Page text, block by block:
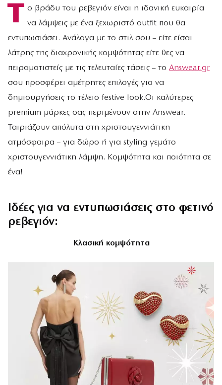
Τ ο βράδυ του ρεβεγιόν είναι η ιδανική ευκαιρία
να λάμψεις με ένα ξεχωριστό outfit που θα
εντυπωσιάσει. Ανάλογα με το στιλ σου – είτε είσαι
λάτρης της διαχρονικής κομψότητας είτε θες να
πειραματιστείς με τις τελευταίες τάσεις – το Answear.gr
σου προσφέρει αμέτρητες επιλογές για να
δημιουργήσεις το τέλειο festive look.Οι καλύτερες
premium μάρκες σας περιμένουν στην Answear.
Ταιριάζουν απόλυτα στη χριστουγεννιάτικη
ατμόσφαιρα – για δώρο ή για styling γεμάτο
χριστουγεννιάτικη λάμψη. Κομψότητα και ποιότητα σε
ένα!
Ιδέες για να εντυπωσιάσεις στο φετινό
ρεβεγιόν:
Κλασική κομψότητα